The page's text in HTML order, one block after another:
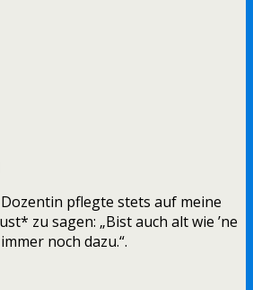
pflegte stets auf meine
zu sagen: „Bist auch alt wie ’ne
noch dazu.“.